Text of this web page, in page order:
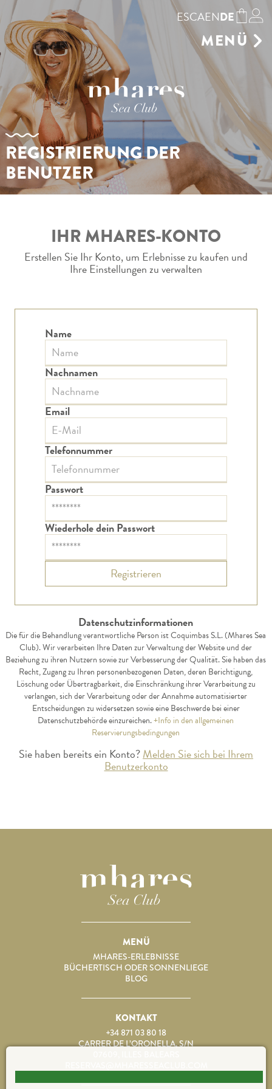
MENÜ
GASTRONOMIE
SONNENLIEGE
GESCHÄFT
RESERVIEREN SIE
UMWELT
GALERIE
VERANSTALTUNGSORT AUF
MALLORCA
AGENDA
ESCAENDE
REGISTRIERUNG DER
BENUTZER
IHR MHARES-KONTO
Erstellen Sie Ihr Konto, um Erlebnisse zu kaufen und
Ihre Einstellungen zu verwalten
Name
Nachnamen
Email
Telefonnummer
Passwort
Wiederhole dein Passwort
Registrieren
Datenschutzinformationen
Die für die Behandlung verantwortliche Person ist Coquimbas S.L. (Mhares Sea
Club). Wir verarbeiten Ihre Daten zur Verwaltung der Website und der
Beziehung zu ihren Nutzern sowie zur Verbesserung der Qualität. Sie haben das
Recht, Zugang zu Ihren personenbezogenen Daten, deren Berichtigung,
Löschung oder Übertragbarkeit, die Einschränkung ihrer Verarbeitung zu
verlangen, sich der Verarbeitung oder der Annahme automatisierter
Entscheidungen zu widersetzen sowie eine Beschwerde bei einer
Datenschutzbehörde einzureichen.+Info in den allgemeinen
Reservierungsbedingungen
Sie haben bereits ein Konto?Melden Sie sich bei Ihrem
Benutzerkonto
MENÜ
MHARES-ERLEBNISSE
BÜCHERTISCH ODER SONNENLIEGE
BLOG
KONTAKT
+34 871 03 80 18
CARRER DE L’ORONELLA, S/N